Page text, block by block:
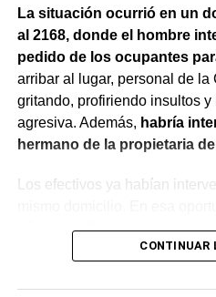
La situación ocurrió en un
al 2168, donde el hombre
pedido de los ocupantes
arribar al lugar, personal de la
gritando, profiriendo insultos
agresiva. Además, habría
hermano de la propietaria
Los efectivos ya habían
años manifestó que había
alcohólicas con el joven y
CONTINUAR